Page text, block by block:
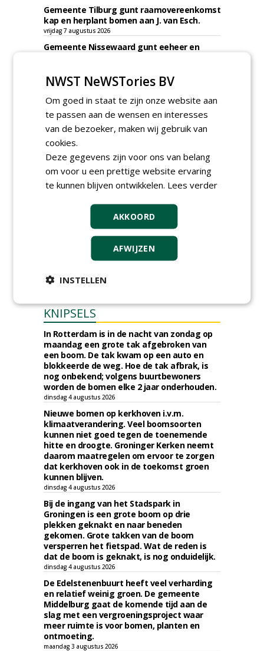
Gemeente Tilburg gunt raamovereenkomst
kap en herplant bomen aan J. van Esch.
vrijdag 7 augustus 2026
Gemeente Nissewaard gunt eeheer en
aan Ünsal Infratechniek.
Gemeente Tilburg gunt ecologische
verbindingszone Zwaluwenbunders en
boslandschap Rugdijk aan Van Helvoirt
Groenprojecten
vrijdag 7 augustus 2026
Gemeente Eindhoven gunt groot
onderhoud ''Stedelijk bos'' binnen de
bebouwingscontour houtkap aan
donderdag 6 augustus 2026
KNIPSELS
In Rotterdam is in de nacht van zondag op
maandag een grote tak afgebroken van
een boom. De tak kwam op een auto en
blokkeerde de weg. Hoe de tak afbrak, is
nog onbekend; volgens buurtbewoners
worden de bomen elke 2 jaar onderhouden.
dinsdag 4 augustus 2026
Nieuwe bomen op kerkhoven i.v.m.
klimaatverandering. Veel boomsoorten
kunnen niet goed tegen de toenemende
hitte en droogte. Groninger Kerken neemt
daarom maatregelen om ervoor te zorgen
dat kerkhoven ook in de toekomst groen
kunnen blijven.
dinsdag 4 augustus 2026
Bij de ingang van het Stadspark in
Groningen is een grote boom op drie
plekken geknakt en naar beneden
gekomen. Grote takken van de boom
versperren het fietspad. Wat de reden is
dat de boom is geknakt, is nog onduidelijk.
dinsdag 4 augustus 2026
De Edelstenenbuurt heeft veel verharding
en relatief weinig groen. De gemeente
Middelburg gaat de komende tijd aan de
slag met een vergroeningsproject waar
meer ruimte is voor bomen, planten en
ontmoeting.
maandag 3 augustus 2026
NWST NeWSTories BV
Om goed in staat te zijn onze website aan
te passen aan de wensen en interesses
van de bezoeker, maken wij gebruik van
cookies.
Deze gegevens zijn voor ons van belang
om voor u een prettige website ervaring
te kunnen blijven ontwikkelen. Lees verder
AKKOORD
AFWIJZEN
INSTELLEN